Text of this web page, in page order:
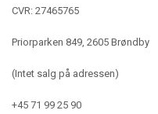
CVR: 27465765
Priorparken 849, 2605 Brøndby
(Intet salg på adressen)
+45 71 99 25 90